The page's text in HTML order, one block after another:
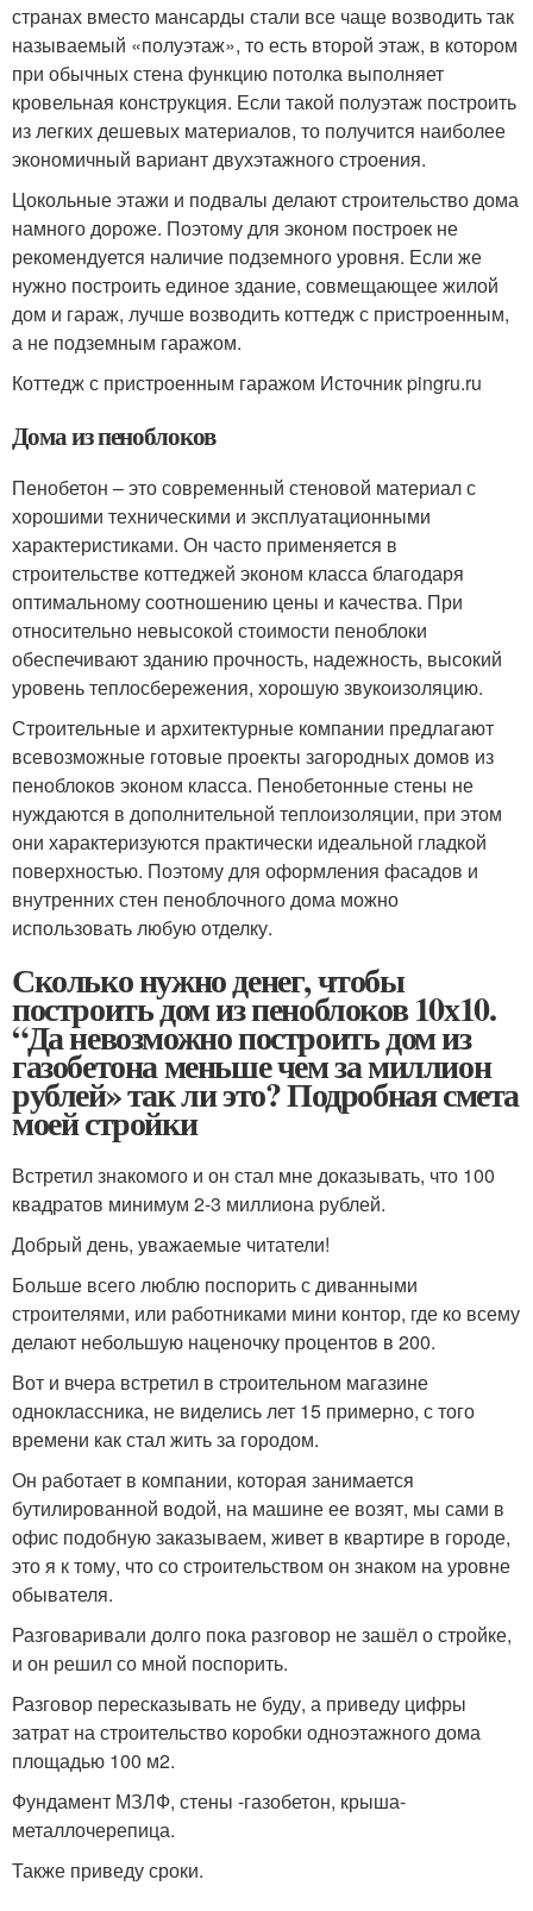
странах вместо мансарды стали все чаще возводить так
называемый «полуэтаж», то есть второй этаж, в котором
при обычных стена функцию потолка выполняет
кровельная конструкция. Если такой полуэтаж построить
из легких дешевых материалов, то получится наиболее
экономичный вариант двухэтажного строения.
Цокольные этажи и подвалы делают строительство дома
намного дороже. Поэтому для эконом построек не
рекомендуется наличие подземного уровня. Если же
нужно построить единое здание, совмещающее жилой
дом и гараж, лучше возводить коттедж с пристроенным,
а не подземным гаражом.
Коттедж с пристроенным гаражом Источник pingru.ru
Дома из пеноблоков
Пенобетон – это современный стеновой материал с
хорошими техническими и эксплуатационными
характеристиками. Он часто применяется в
строительстве коттеджей эконом класса благодаря
оптимальному соотношению цены и качества. При
относительно невысокой стоимости пеноблоки
обеспечивают зданию прочность, надежность, высокий
уровень теплосбережения, хорошую звукоизоляцию.
Строительные и архитектурные компании предлагают
всевозможные готовые проекты загородных домов из
пеноблоков эконом класса. Пенобетонные стены не
нуждаются в дополнительной теплоизоляции, при этом
они характеризуются практически идеальной гладкой
поверхностью. Поэтому для оформления фасадов и
внутренних стен пеноблочного дома можно
использовать любую отделку.
Сколько нужно денег, чтобы
построить дом из пеноблоков 10х10.
“Да невозможно построить дом из
газобетона меньше чем за миллион
рублей» так ли это? Подробная смета
моей стройки
Встретил знакомого и он стал мне доказывать, что 100
квадратов минимум 2-3 миллиона рублей.
Добрый день, уважаемые читатели!
Больше всего люблю поспорить с диванными
строителями, или работниками мини контор, где ко всему
делают небольшую наценочку процентов в 200.
Вот и вчера встретил в строительном магазине
одноклассника, не виделись лет 15 примерно, с того
времени как стал жить за городом.
Он работает в компании, которая занимается
бутилированной водой, на машине ее возят, мы сами в
офис подобную заказываем, живет в квартире в городе,
это я к тому, что со строительством он знаком на уровне
обывателя.
Разговаривали долго пока разговор не зашёл о стройке,
и он решил со мной поспорить.
Разговор пересказывать не буду, а приведу цифры
затрат на строительство коробки одноэтажного дома
площадью 100 м2.
Фундамент МЗЛФ, стены -газобетон, крыша-
металлочерепица.
Также приведу сроки.